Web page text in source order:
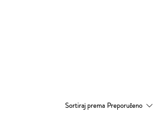
Sortiraj prema Preporučeno